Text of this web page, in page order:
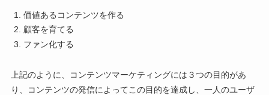
価値あるコンテンツを作る
顧客を育てる
ファン化する
上記のように、コンテンツマーケティングには３つの目的があ
り、コンテンツの発信によってこの目的を達成し、一人のユーザ